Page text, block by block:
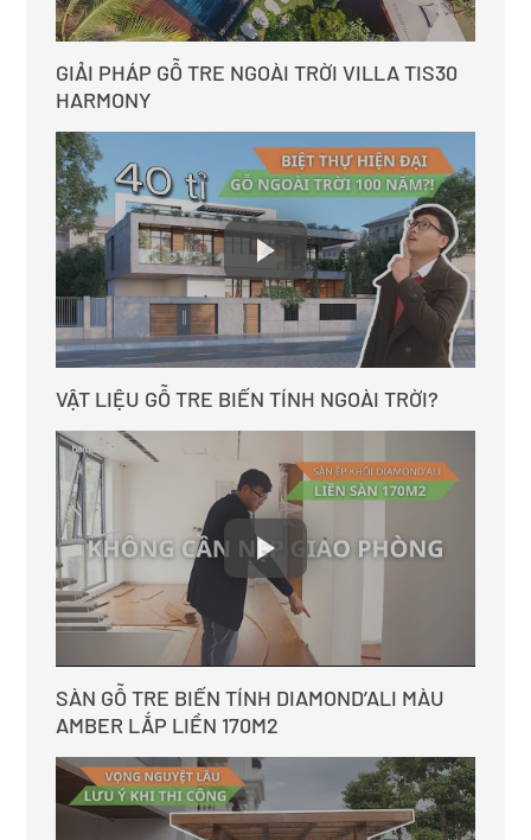
GIẢI PHÁP GỖ TRE NGOÀI TRỜI VILLA TIS30
HARMONY
VẬT LIỆU GỖ TRE BIẾN TÍNH NGOÀI TRỜI?
SÀN GỖ TRE BIẾN TÍNH DIAMOND’ALI MÀU
AMBER LẮP LIỀN 170M2